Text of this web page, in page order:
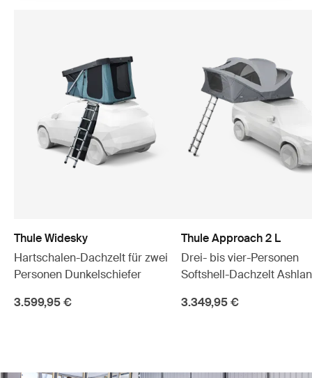
Thule Widesky
Hartschalen-Dachzelt für zwei
Personen Dunkelschiefer
3.599,95 €
Thule Approach 2 L
Drei- bis vier-Personen
Softshell-Dachzelt
3.349,95 €